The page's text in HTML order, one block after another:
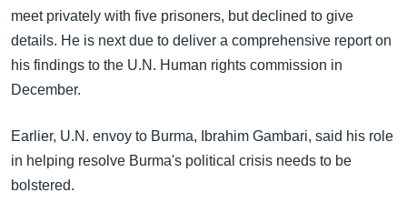
ကြည့်
ရန်
ရှာဖွေ
နေရာ
သို့
ကျော်
ဘာသာစကားများ
meet privately with five prisoners, but declined to give
details. He is next due to deliver a comprehensive report on
his findings to the U.N. Human rights commission in
December.
Earlier, U.N. envoy to Burma, Ibrahim Gambari, said his role
in helping resolve Burma's political crisis needs to be
bolstered.